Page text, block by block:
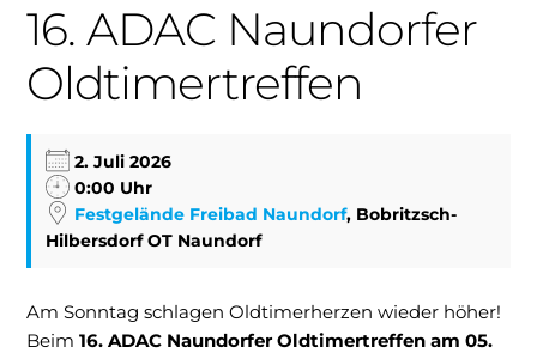
16. ADAC Naundorfer
Oldtimertreffen
2. Juli 2026
0:00 Uhr
Festgelände Freibad Naundorf, Bobritzsch-
Hilbersdorf OT Naundorf
Am Sonntag schlagen Oldtimerherzen wieder höher!
Beim16. ADAC Naundorfer Oldtimertreffen am 05.